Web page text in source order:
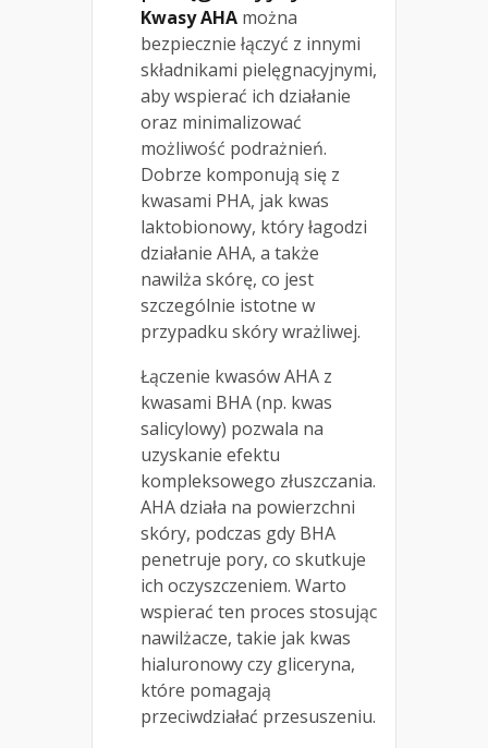
Kwasy AHA można
bezpiecznie łączyć z innymi
składnikami pielęgnacyjnymi,
aby wspierać ich działanie
oraz minimalizować
możliwość podrażnień.
Dobrze komponują się z
kwasami PHA, jak kwas
laktobionowy, który łagodzi
działanie AHA, a także
nawilża skórę, co jest
szczególnie istotne w
przypadku skóry wrażliwej.
Łączenie kwasów AHA z
kwasami BHA (np. kwas
salicylowy) pozwala na
uzyskanie efektu
kompleksowego złuszczania.
AHA działa na powierzchni
skóry, podczas gdy BHA
penetruje pory, co skutkuje
ich oczyszczeniem. Warto
wspierać ten proces stosując
nawilżacze, takie jak kwas
hialuronowy czy gliceryna,
które pomagają
przeciwdziałać przesuszeniu.